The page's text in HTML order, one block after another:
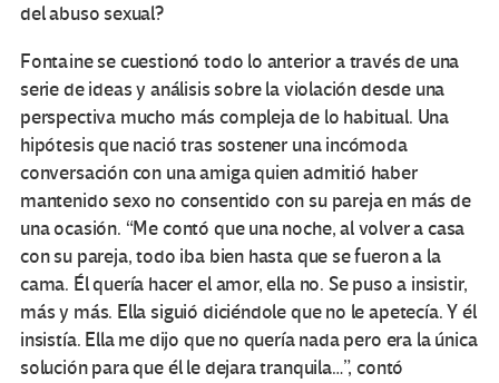
del abuso sexual?
Fontaine se cuestionó todo lo anterior a través de una
serie de ideas y análisis sobre la violación desde una
perspectiva mucho más compleja de lo habitual. Una
hipótesis que nació tras sostener una incómoda
conversación con una amiga quien admitió haber
mantenido sexo no consentido con su pareja en más de
una ocasión. “Me contó que una noche, al volver a casa
con su pareja, todo iba bien hasta que se fueron a la
cama. Él quería hacer el amor, ella no. Se puso a insistir,
más y más. Ella siguió diciéndole que no le apetecía. Y él
insistía. Ella me dijo que no quería nada pero era la única
solución para que él le dejara tranquila…”, contó